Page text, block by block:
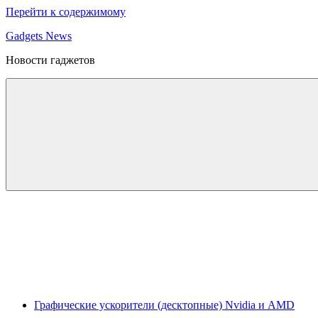
Перейти к содержимому
Gadgets News
Новости гаджетов
Графические ускорители (десктопные) Nvidia и AMD